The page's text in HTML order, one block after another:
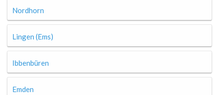
Nordhorn
Lingen (Ems)
Ibbenbüren
Emden